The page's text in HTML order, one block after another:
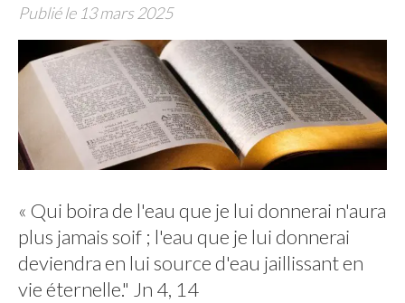
Publié le 13 mars 2025
« Qui boira de l'eau que je lui donnerai n'aura
plus jamais soif ; l'eau que je lui donnerai
deviendra en lui source d'eau jaillissant en
vie éternelle." Jn 4, 14